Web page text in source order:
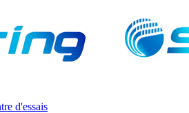
d'essais